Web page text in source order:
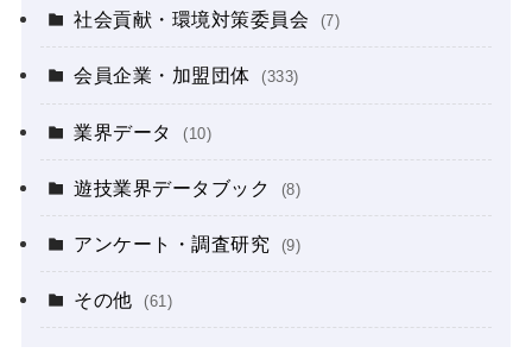
社会貢献・環境対策委員会 (7)
会員企業・加盟団体 (333)
業界データ (10)
遊技業界データブック (8)
アンケート・調査研究 (9)
その他 (61)